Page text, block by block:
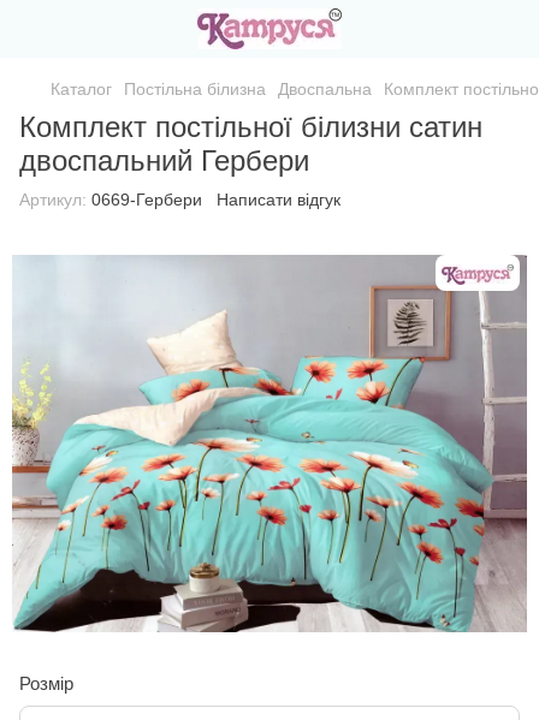
Каталог Постільна білизна Двоспальна Комплект
Комплект постільної білизни сатин
двоспальний Гербери
Артикул: 0669-Гербери Написати відгук
Розмір